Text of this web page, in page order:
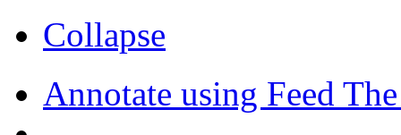
Collapse
Annotate using Feed